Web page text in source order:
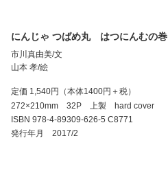
にんじゃ つばめ丸 はつにんむの巻
市川真由美/文
山本 孝/絵
定価 1,540円
（本体1400円＋税）
272×210mm 32P 上製 hard cover
ISBN 978-4-89309-626-5 C8771
発行年月 2017/2